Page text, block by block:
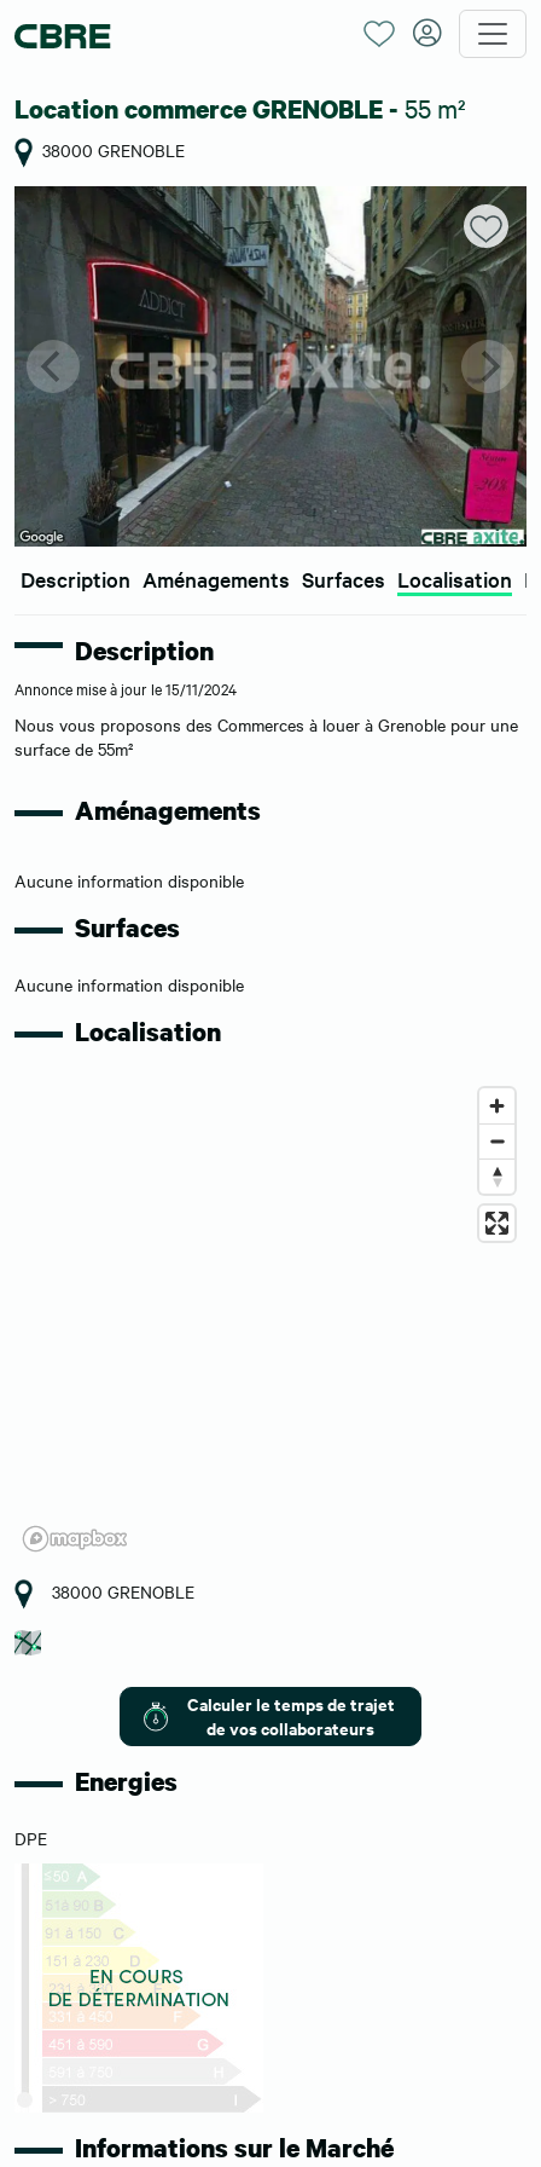
Location commerce GRENOBLE - 55 m²
38000 GRENOBLE
Description Aménagements Surfaces Localisation
Description
Annonce mise à jour le 15/11/2024
Nous vous proposons des Commerces à louer à Grenoble pour une
surface de 55m²
Aménagements
Aucune information disponible
Surfaces
Aucune information disponible
Localisation
38000 GRENOBLE
Calculer le temps de trajet
de vos collaborateurs
Energies
DPE
Informations sur le Marché